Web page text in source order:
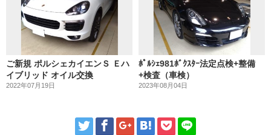
ご新規 ポルシェカイエンＳ Ｅハ
イブリッド オイル交換
2022年07月19日
ﾎﾟﾙｼｪ981ﾎﾞｸｽﾀｰ法定点検+整備
+検査（車検）
2023年08月04日